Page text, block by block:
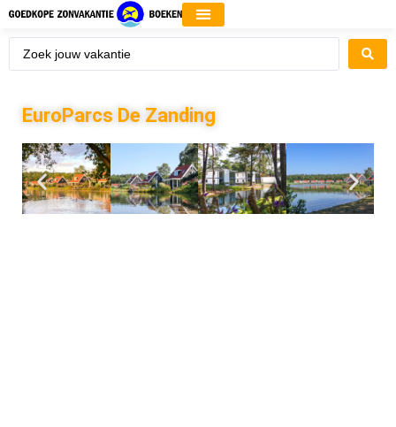
EuroParcs De Zanding